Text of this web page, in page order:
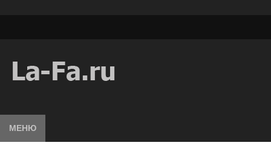
МЕНЮ